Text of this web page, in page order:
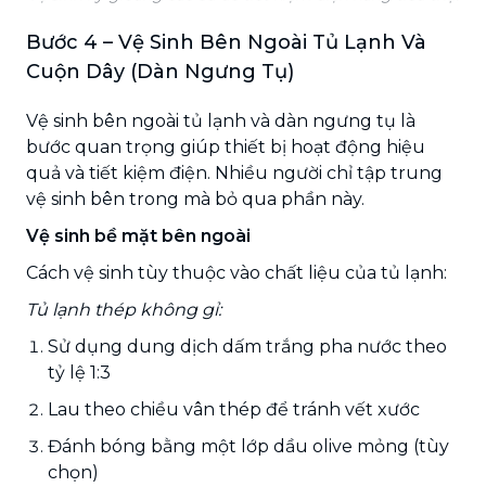
Bước 4 – Vệ Sinh Bên Ngoài Tủ Lạnh Và
Cuộn Dây (Dàn Ngưng Tụ)
Vệ sinh bên ngoài tủ lạnh và dàn ngưng tụ là
bước quan trọng giúp thiết bị hoạt động hiệu
quả và tiết kiệm điện. Nhiều người chỉ tập trung
vệ sinh bên trong mà bỏ qua phần này.
Vệ sinh bề mặt bên ngoài
Cách vệ sinh tùy thuộc vào chất liệu của tủ lạnh:
Tủ lạnh thép không gỉ:
Sử dụng dung dịch dấm trắng pha nước theo
tỷ lệ 1:3
Lau theo chiều vân thép để tránh vết xước
Đánh bóng bằng một lớp dầu olive mỏng (tùy
chọn)